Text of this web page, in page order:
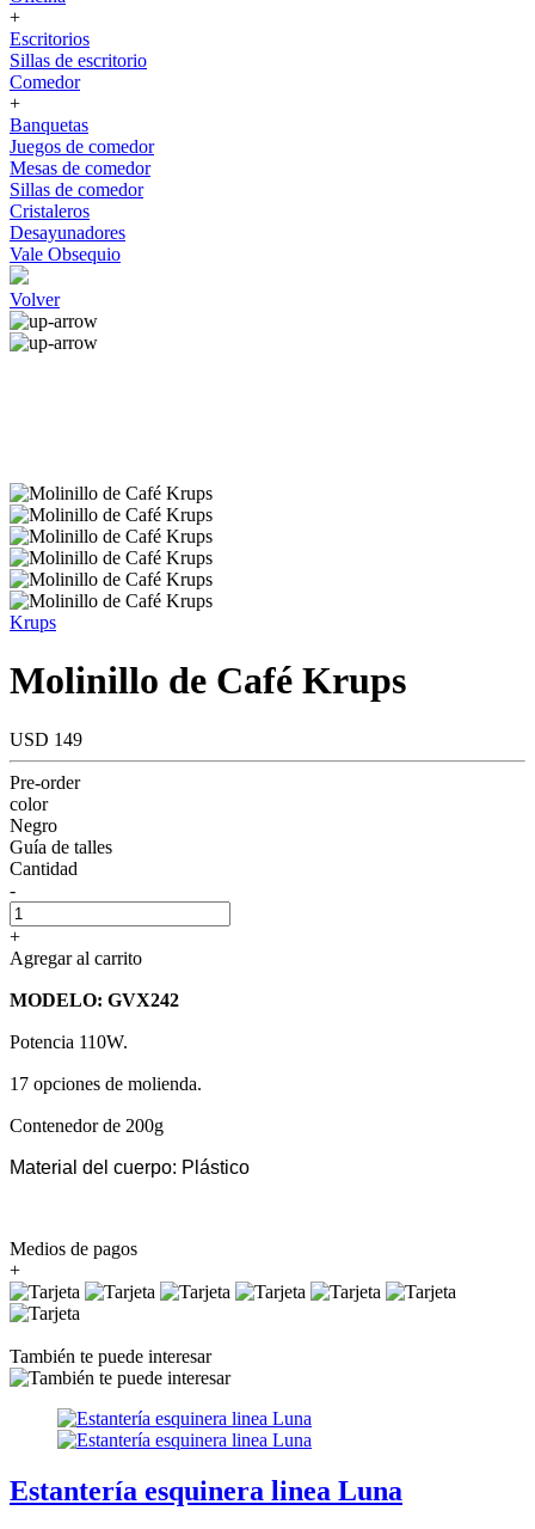
+
Escritorios
Sillas de escritorio
Comedor
+
Banquetas
Juegos de comedor
Mesas de comedor
Sillas de comedor
Cristaleros
Desayunadores
Vale Obsequio
Volver
Krups
Molinillo de Café Krups
USD 149
Pre-order
color
Negro
Guía de talles
Cantidad
-
+
Agregar al carrito
MODELO: GVX242
Potencia 110W.
17 opciones de molienda.
Contenedor de 200g
Material del cuerpo: Plástico
Medios de pagos
+
También te puede interesar
Estantería esquinera linea Luna